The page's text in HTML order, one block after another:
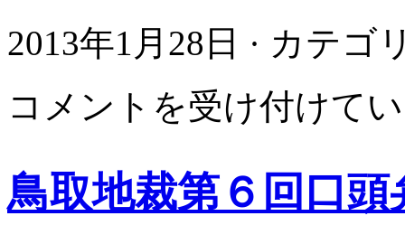
2013年1月28日 · カテゴ
同
和
コメントを受け付けて
鳥取地裁第６回口頭